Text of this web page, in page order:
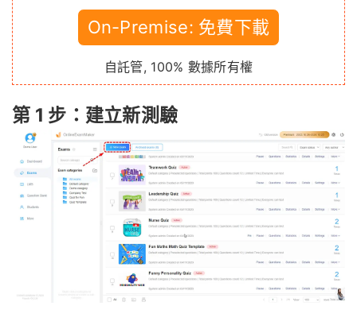
On-Premise: 免費下載
自託管, 100% 數據所有權
第 1 步：建立新測驗